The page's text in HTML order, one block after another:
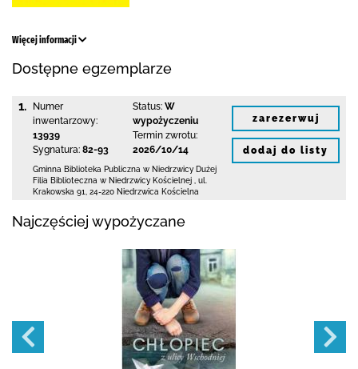
Więcej informacji
Dostępne egzemplarze
1.
Numer
inwentarzowy:
13939
Sygnatura: 82-93
Status: W
wypożyczeniu
Termin zwrotu:
2026/10/14
Gminna Biblioteka Publiczna w Niedrzwicy Dużej
Filia Biblioteczna w Niedrzwicy Kościelnej
ul.
Krakowska 91
24-220 Niedrzwica Kościelna
zarezerwuj
dodaj do listy
Najczęściej wypożyczane